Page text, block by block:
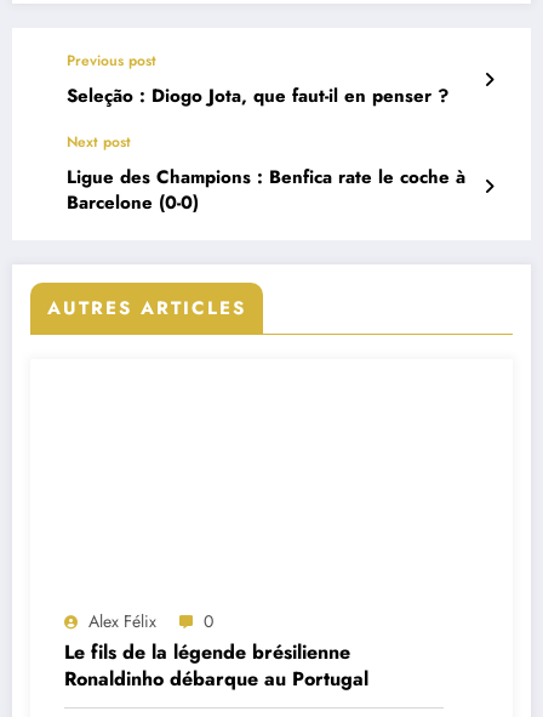
Previous post
Seleção : Diogo Jota, que faut-il en penser ?
Next post
Ligue des Champions : Benfica rate le coche à
Barcelone (0-0)
AUTRES ARTICLES
Alex Félix 0
Le fils de la légende brésilienne
Ronaldinho débarque au Portugal